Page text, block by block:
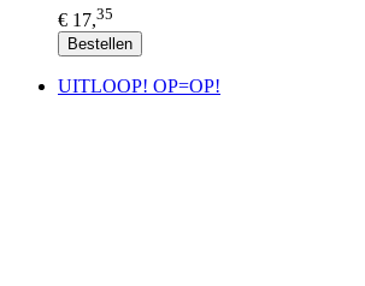
€ 17,35
Bestellen
UITLOOP! OP=OP!